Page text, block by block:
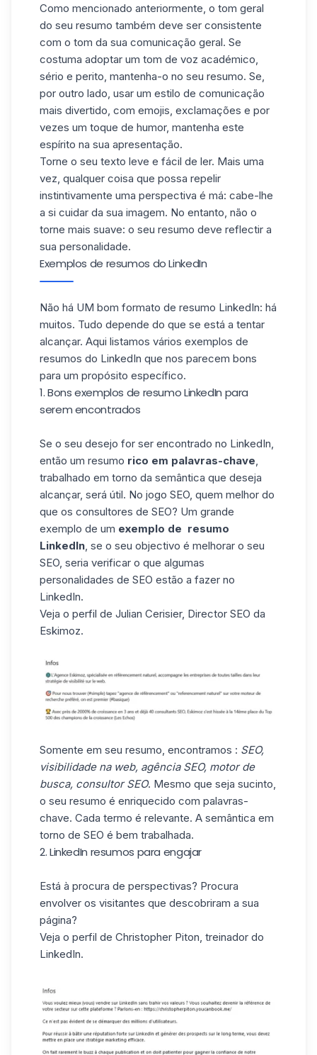
Como mencionado anteriormente, o tom geral
do seu resumo também deve ser consistente
com o tom da sua comunicação geral. Se
costuma adoptar um tom de voz académico,
sério e perito, mantenha-o no seu resumo. Se,
por outro lado, usar um estilo de comunicação
mais divertido, com emojis, exclamações e por
vezes um toque de humor, mantenha este
espírito na sua apresentação.
Torne o seu texto leve e fácil de ler. Mais uma
vez, qualquer coisa que possa repelir
instintivamente uma perspectiva é má: cabe-lhe
a si cuidar da sua imagem. No entanto, não o
torne mais suave: o seu resumo deve reflectir a
sua personalidade.
Exemplos de resumos do LinkedIn
Não há UM bom formato de resumo LinkedIn: há
muitos. Tudo depende do que se está a tentar
alcançar. Aqui listamos vários exemplos de
resumos do LinkedIn que nos parecem bons
para um propósito específico.
1. Bons exemplos de resumo LinkedIn para
serem encontrados
Se o seu desejo for ser encontrado no LinkedIn,
então um resumo rico em palavras-chave
trabalhado em torno da semântica que deseja
alcançar, será útil. No jogo SEO, quem melhor do
que os consultores de SEO? Um grande
exemplo de um exemplo de resumo
LinkedIn , se o seu objectivo é melhorar o seu
SEO, seria verificar o que algumas
personalidades de SEO estão a fazer no
LinkedIn.
Veja o perfil de Julian Cerisier, Director SEO da
Eskimoz.
Somente em seu resumo, encontramos : SEO,
visibilidade na web, agência SEO, motor de
busca, consultor SEO. Mesmo que seja sucinto,
o seu resumo é enriquecido com palavras-
chave. Cada termo é relevante. A semântica em
torno de SEO é bem trabalhada.
2. LinkedIn resumos para engajar
Está à procura de perspectivas? Procura
envolver os visitantes que descobriram a sua
página?
Veja o perfil de Christopher Piton, treinador do
LinkedIn.